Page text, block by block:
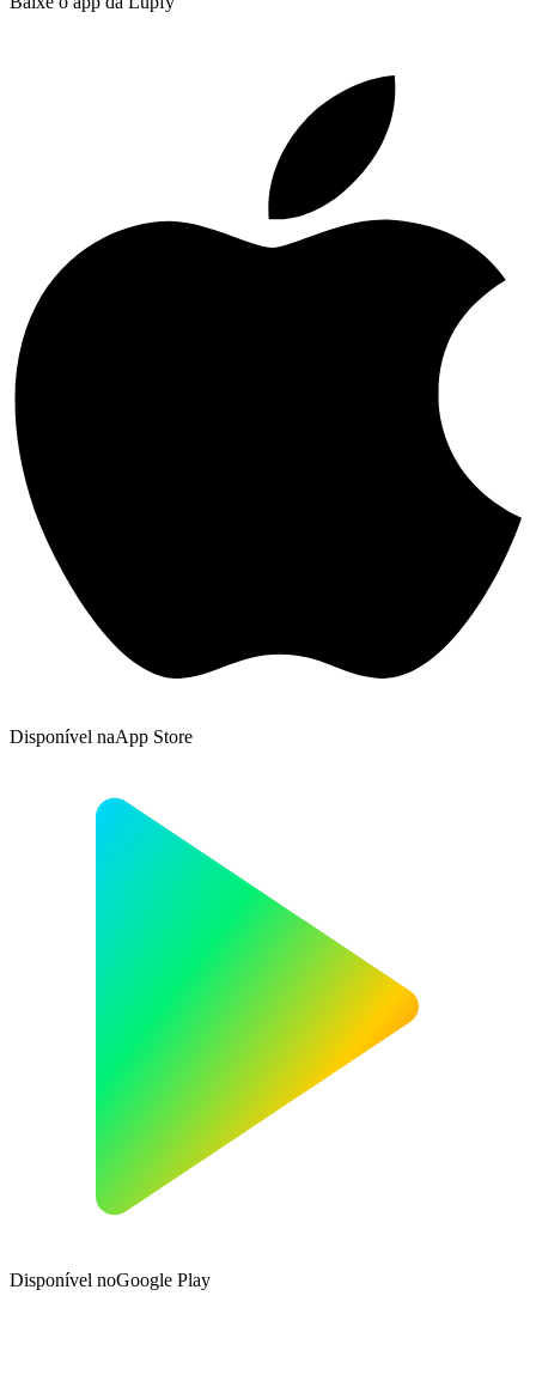
Disponível naApp Store
Disponível noGoogle Play